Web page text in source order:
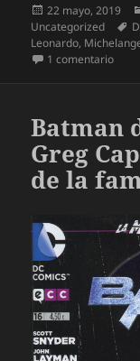
Publicado
el
22 mayo, 2019
Uncategorized
Leonardo,
1 comentarioen
Batman
Greg
de la